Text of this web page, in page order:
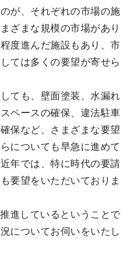
が、それぞれの市場の施
ざまな規模の市場があり
度進んだ施設もあり、市
ては多くの要望が寄せら
ても、壁面塗装、水漏れ
ペースの確保、違法駐車
保など、さまざまな要望
についても早急に進めて
年では、特に時代の要請
要望をいただいておりま
進しているということで
についてお伺いをいたし